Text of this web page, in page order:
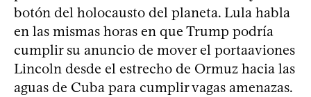
botón del holocausto del planeta. Lula habla
en las mismas horas en que Trump podría
cumplir su anuncio de mover el portaaviones
Lincoln desde el estrecho de Ormuz hacia las
aguas de Cuba para cumplir vagas amenazas.